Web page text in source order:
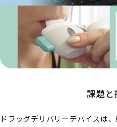
課題と
ドラッグデリバリーデバイスは